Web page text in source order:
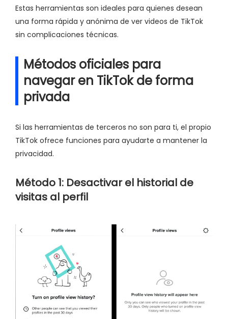
Estas herramientas son ideales para quienes desean
una forma rápida y anónima de ver videos de TikTok
sin complicaciones técnicas.
Métodos oficiales para
navegar en TikTok de forma
privada
Si las herramientas de terceros no son para ti, el propio
TikTok ofrece funciones para ayudarte a mantener la
privacidad.
Método 1: Desactivar el historial de
visitas al perfil